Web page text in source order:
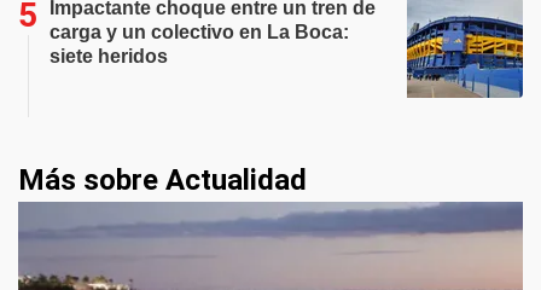
Impactante choque entre un tren de
carga y un colectivo en La Boca:
siete heridos
Más sobre Actualidad